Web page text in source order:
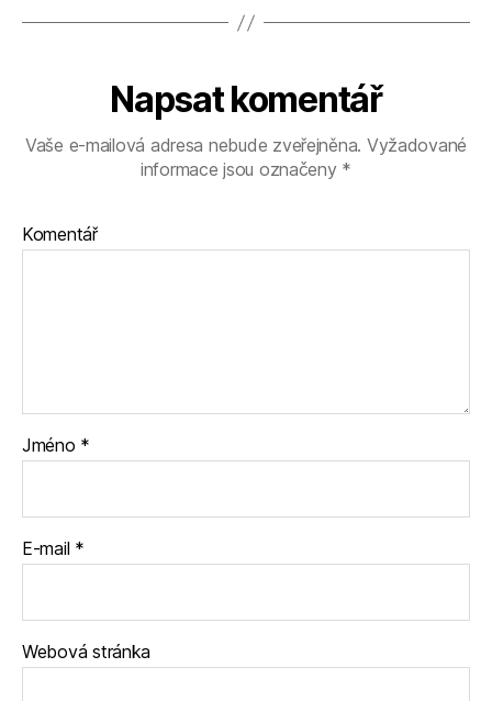
Napsat komentář
Vaše e-mailová adresa nebude zveřejněna. Vyžadované
informace jsou označeny *
Komentář
Jméno *
E-mail *
Webová stránka